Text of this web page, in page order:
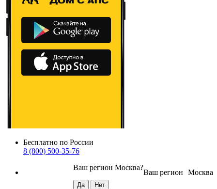
Бесплатно по России
8 (800) 500-35-76
Москва
Ваш регион
Ваш регион Москва?